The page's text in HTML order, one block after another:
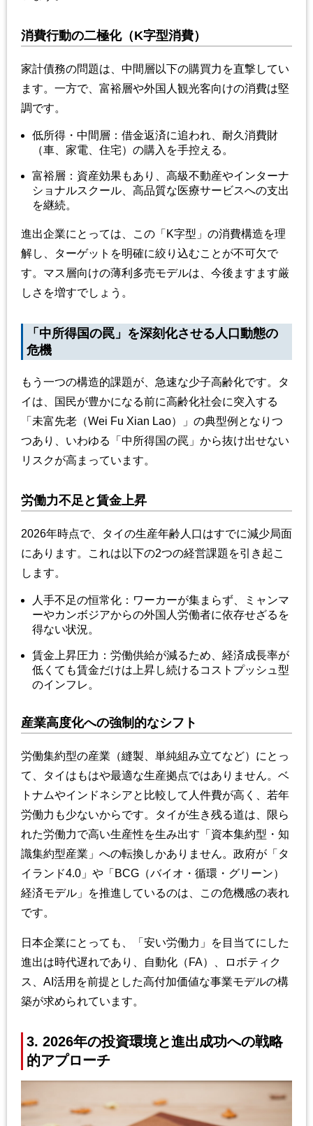
消費行動の二極化（K字型消費）
家計債務の問題は、中間層以下の購買力を直撃してい
ます。一方で、富裕層や外国人観光客向けの消費は堅
調です。
低所得・中間層：借金返済に追われ、耐久消費財
（車、家電、住宅）の購入を手控える。
富裕層：資産効果もあり、高級不動産やインターナ
ショナルスクール、高品質な医療サービスへの支出
を継続。
進出企業にとっては、この「K字型」の消費構造を理
解し、ターゲットを明確に絞り込むことが不可欠で
す。マス層向けの薄利多売モデルは、今後ますます厳
しさを増すでしょう。
「中所得国の罠」を深刻化させる人口動態の
危機
もう一つの構造的課題が、急速な少子高齢化です。タ
イは、国民が豊かになる前に高齢化社会に突入する
「未富先老（Wei Fu Xian Lao）」の典型例となりつ
つあり、いわゆる「中所得国の罠」から抜け出せない
リスクが高まっています。
労働力不足と賃金上昇
2026年時点で、タイの生産年齢人口はすでに減少局面
にあります。これは以下の2つの経営課題を引き起こ
します。
人手不足の恒常化：ワーカーが集まらず、ミャンマ
ーやカンボジアからの外国人労働者に依存せざるを
得ない状況。
賃金上昇圧力：労働供給が減るため、経済成長率が
低くても賃金だけは上昇し続けるコストプッシュ型
のインフレ。
産業高度化への強制的なシフト
労働集約型の産業（縫製、単純組み立てなど）にとっ
て、タイはもはや最適な生産拠点ではありません。ベ
トナムやインドネシアと比較して人件費が高く、若年
労働力も少ないからです。タイが生き残る道は、限ら
れた労働力で高い生産性を生み出す「資本集約型・知
識集約型産業」への転換しかありません。政府が「タ
イランド4.0」や「BCG（バイオ・循環・グリーン）
経済モデル」を推進しているのは、この危機感の表れ
です。
日本企業にとっても、「安い労働力」を目当てにした
進出は時代遅れであり、自動化（FA）、ロボティク
ス、AI活用を前提とした高付加価値な事業モデルの構
築が求められています。
3. 2026年の投資環境と進出成功への戦略
的アプローチ